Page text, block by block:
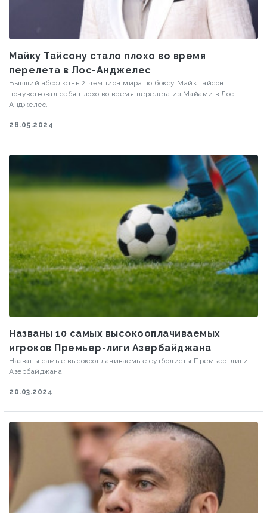
Майку Тайсону стало плохо во время
перелета в Лос-Анджелес
Бывший абсолютный чемпион мира по боксу Майк Тайсон
почувствовал себя плохо во время перелета из Майами в Лос-
Анджелес.
28.05.2024
Названы 10 самых высокооплачиваемых
игроков Премьер-лиги Азербайджана
Названы самые высокооплачиваемые футболисты Премьер-лиги
Азербайджана.
20.03.2024